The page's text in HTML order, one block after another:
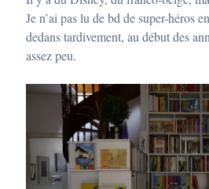
Je n’ai pas lu de bd de super-héros
dedans tardivement, au début des
assez peu.